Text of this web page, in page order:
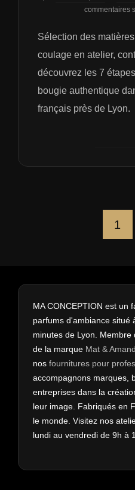
commentaires
Sélection des
coulage en atelier,
découvrez les 7
bougie authentique
français près de Lyon.
1
MA CONCEPTION est un
parfums d'ambiance situé
minutes de Lyon. Membre
de la marque Mat &
nos fournitures pour
accompagnons marques,
entreprises dans la
leur image. Fabriqués en
le monde. Visitez nos
lundi au vendredi de 9h à